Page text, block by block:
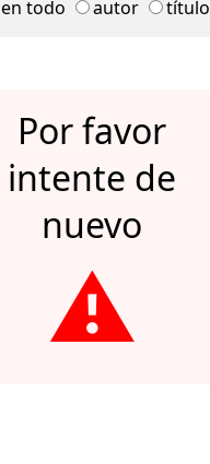
en todo autor título
Por favor
intente de
nuevo
⚠️